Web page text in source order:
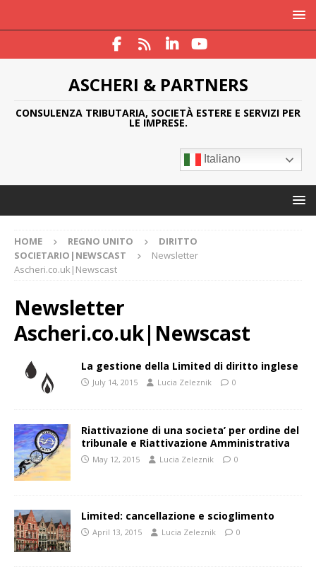
ASCHERI & PARTNERS
CONSULENZA TRIBUTARIA, SOCIETÀ ESTERE E SERVIZI PER
LE IMPRESE.
Italiano
HOME REGNO UNITO
DIRITTO
SOCIETARIO|NEWSCAST
Newsletter
Ascheri.co.uk|Newscast
Newsletter
Ascheri.co.uk|Newscast
La gestione della Limited di diritto inglese
July 14, 2015 Lucia Zeleznik 0
Riattivazione di una societa’ per ordine del
tribunale e Riattivazione Amministrativa
May 12, 2015 Lucia Zeleznik 0
Limited: cancellazione e scioglimento
April 13, 2015 Lucia Zeleznik 0